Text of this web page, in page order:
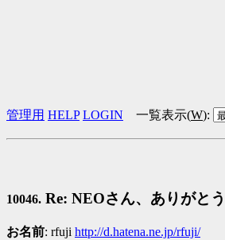
管理用 HELP LOGIN 一覧表示(W):
10046. Re: NEOさん、ありがと
お名前: rfuji http://d.hatena.ne.jp/rfuji/